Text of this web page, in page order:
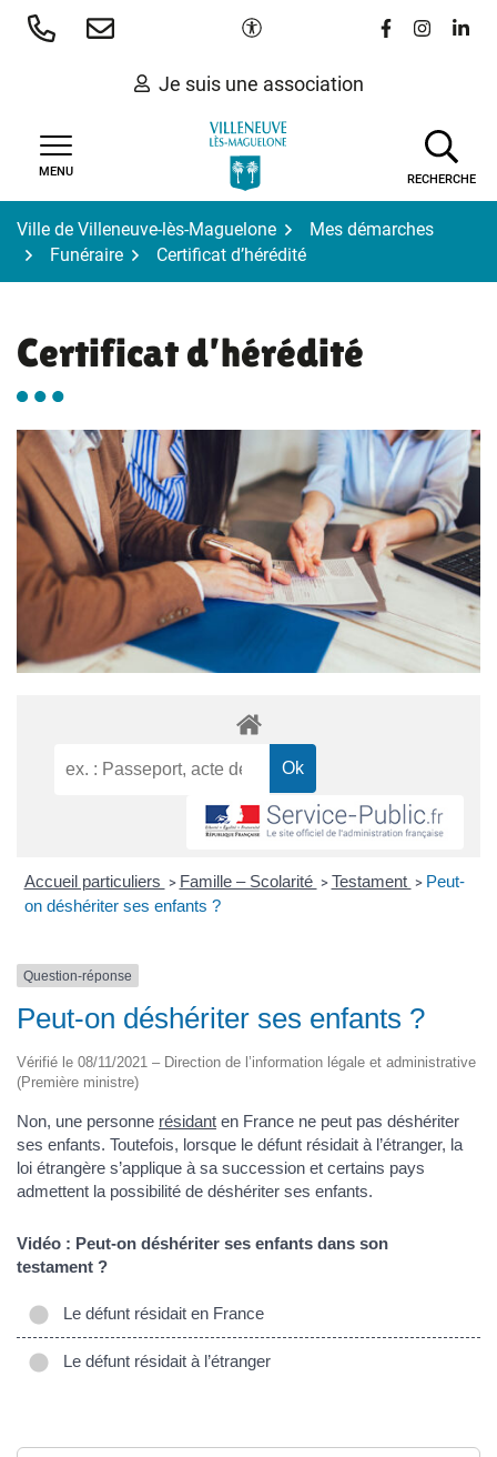
Aller
Paramètres d'accessibilité
Lien vers le
Lien vers
Lien
Je suis une association
MENU
RECHERCHE
Ville de Villeneuve-lès-Maguelone
Mes démarches
Funéraire
Certificat d’hérédité
Certificat d’hérédité
Accueil particuliers > Famille – Scolarité > Testament > Peut-
on déshériter ses enfants ?
Question-réponse
Peut-on déshériter ses enfants ?
Vérifié le 08/11/2021 – Direction de l’information légale et administrative
(Première ministre)
Non, une personne résidant en France ne peut pas déshériter
ses enfants. Toutefois, lorsque le défunt résidait à l’étranger, la
loi étrangère s’applique à sa succession et certains pays
admettent la possibilité de déshériter ses enfants.
Vidéo : Peut-on déshériter ses enfants dans son
testament ?
Le défunt résidait en France
Le défunt résidait à l’étranger